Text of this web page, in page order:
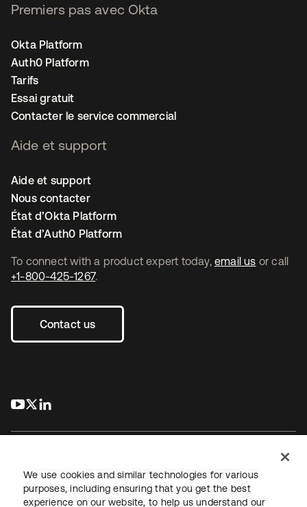
To connect with a product expert today, email us or call
+1-800-425-1267.
Contact us
s’ouvre dans un nouvel onglet
s’ouvre dans un nouvel onglet
Premiers pas avec Okta
Okta Platform
Auth0 Platform
Tarifs
Essai gratuit
Contacter le service commercial
Aide et support
Aide et support
Nous contacter
État d’Okta Platform
État d’Auth0 Platform
We use cookies and similar technologies for various
purposes, including ensuring that you get the best
experience on our website, to help us understand our